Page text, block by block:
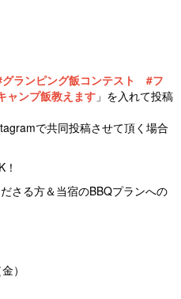
ランピング飯コンテスト #フ
ャンプ飯教えます 」を入れて投稿
で共同投稿させて頂く場合
さる方＆当宿のBBQプランへの
）